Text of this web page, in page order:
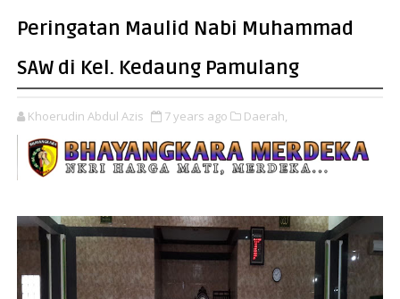
Peringatan Maulid Nabi Muhammad
SAW di Kel. Kedaung Pamulang
Khoerudin Abdul Azis 7 years ago Daerah,